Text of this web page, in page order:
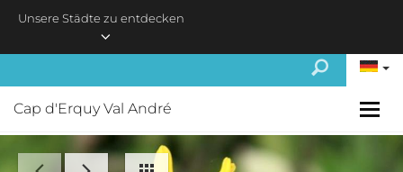
Unsere Städte zu entdecken
Cap d'Erquy Val André